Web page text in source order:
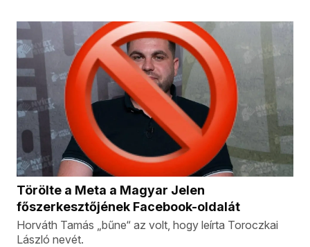
Törölte a Meta a Magyar Jelen
főszerkesztőjének Facebook-oldalát
Horváth Tamás „bűne“ az volt, hogy leírta Toroczkai
László nevét.